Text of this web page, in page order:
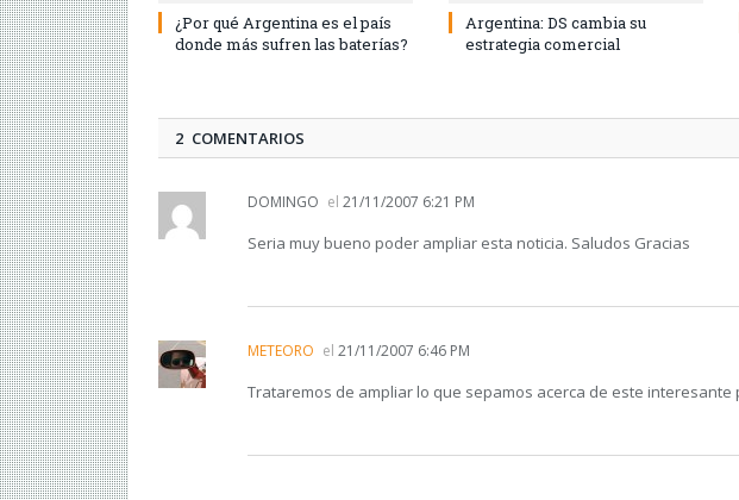
¿Por qué Argentina es el país
donde más sufren las baterías?
Argentina: DS cambia su
estrategia comercial
2 COMENTARIOS
DOMINGO el 21/11/2007 6:21 PM
Seria muy bueno poder ampliar esta noticia. Saludos Gracias
METEORO el 21/11/2007 6:46 PM
Trataremos de ampliar lo que sepamos acerca de este interesante